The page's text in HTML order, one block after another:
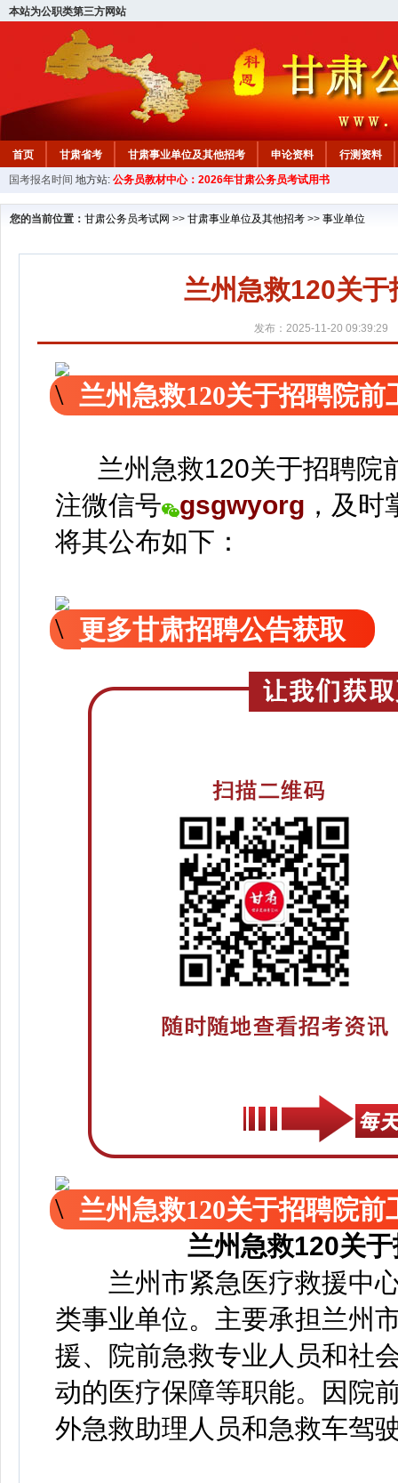
本站为公职类第三方网站
首页 甘肃省考 甘肃事业单位及其他招考 申论资料
行测资料
国考报名时间 地方站: 公务员教材中心：2026年甘肃公务员考试用书
您的当前位置： 甘肃公务员考试网 >> 甘肃事业单位及其他招考 >> 事业单位
兰州急救120关
发布：2025-11-20 09:39:29
兰州急救120关于招聘院
兰州急救120关于招聘院
注微信号 gsgwyorg ， 及时
将其公布如下：
更多甘肃招聘公告获取
兰州急救120关于招聘院前
兰州急救120关
兰州市紧急医疗救援中心
类事业单位。主要承担兰州
援、院前急救专业人员和社
动的医疗保障等职能。因院
外急救助理人员和急救车驾